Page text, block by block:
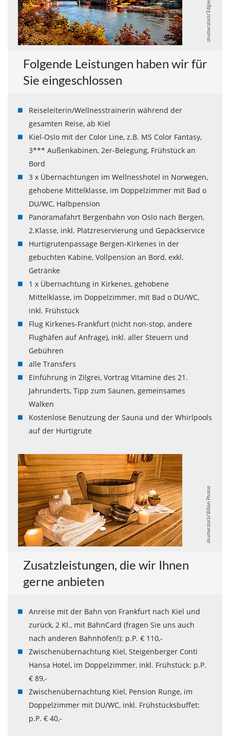
shutterstock/ Edgieus
Folgende Leistungen haben wir für
Sie eingeschlossen
Reiseleiterin/Wellnesstrainerin während der
gesamten Reise, ab Kiel
Kiel-Oslo mit der Color Line, z.B. MS Color Fantasy,
3*** Außenkabinen, 2er-Belegung, Frühstück an
Bord
3 x Übernachtungen im Wellnesshotel in Norwegen,
gehobene Mittelklasse, im Doppelzimmer mit Bad o
DU/WC, Halbpension
Panoramafahrt Bergenbahn von Oslo nach Bergen,
2.Klasse, inkl. Platzreservierung und Gepäckservice
Hurtigrutenpassage Bergen-Kirkenes in der
gebuchten Kabine, Vollpension an Bord, exkl.
Getränke
1 x Übernachtung in Kirkenes, gehobene
Mittelklasse, im Doppelzimmer, mit Bad o DU/WC,
inkl. Frühstück
Flug Kirkenes-Frankfurt (nicht non-stop, andere
Flughäfen auf Anfrage), inkl. aller Steuern und
Gebühren
alle Transfers
Einführung in Zilgrei, Vortrag Vitamine des 21.
Jahrunderts, Tipp zum Saunen, gemeinsames
Walken
Kostenlose Benutzung der Sauna und der Whirlpools
auf der Hurtigrute
shutterstock/ Billion Photos
Zusatzleistungen, die wir Ihnen
gerne anbieten
Anreise mit der Bahn von Frankfurt nach Kiel und
zurück, 2 Kl., mit BahnCard (fragen Sie uns auch
nach anderen Bahnhöfen!): p.P. € 110,-
Zwischenübernachtung Kiel, Steigenberger Conti
Hansa Hotel, im Doppelzimmer, inkl. Frühstück: p.P.
€ 89,-
Zwischenübernachtung Kiel, Pension Runge, im
Doppelzimmer mit DU/WC, inkl. Frühstücksbuffet:
p.P. € 40,-